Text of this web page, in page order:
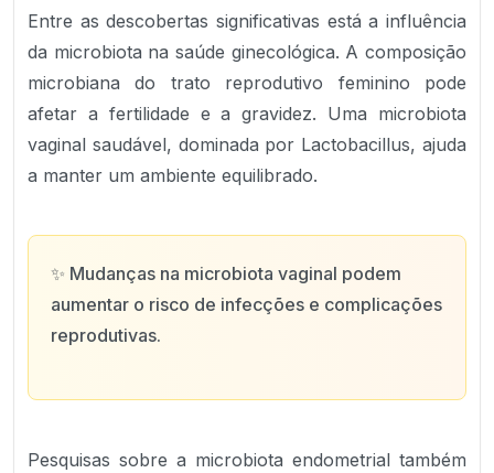
Entre as descobertas significativas está a influência
da microbiota na saúde ginecológica. A composição
microbiana do trato reprodutivo feminino pode
afetar a fertilidade e a gravidez. Uma microbiota
vaginal saudável, dominada por Lactobacillus, ajuda
a manter um ambiente equilibrado.
✨ Mudanças na microbiota vaginal podem
aumentar o risco de infecções e complicações
reprodutivas.
Pesquisas sobre a microbiota endometrial também